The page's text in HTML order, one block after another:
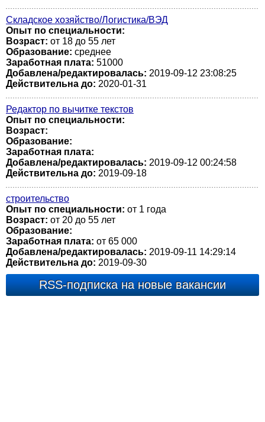
Складское хозяйство/Логистика/ВЭД
Опыт по специальности:
Возраст: от 18 до 55 лет
Образование: среднее
Заработная плата: 51000
Добавлена/редактировалась: 2019-09-12 23:08:25
Действительна до: 2020-01-31
Редактор по вычитке текстов
Опыт по специальности:
Возраст:
Образование:
Заработная плата:
Добавлена/редактировалась: 2019-09-12 00:24:58
Действительна до: 2019-09-18
строительство
Опыт по специальности: от 1 года
Возраст: от 20 до 55 лет
Образование:
Заработная плата: от 65 000
Добавлена/редактировалась: 2019-09-11 14:29:14
Действительна до: 2019-09-30
RSS-подписка на новые вакансии